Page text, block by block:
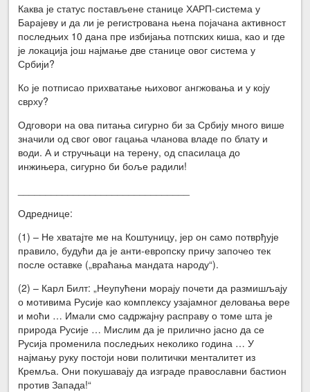
Каква је статус постављене станице ХАРП-система у
Барајеву и да ли је регистрована њена појачана активност
последњих 10 дана пре избијања потпских киша, као и где
је локација још најмање две станице овог система у
Србији?
Ко је потписао прихватање њиховог ангжовања и у коју
сврху?
Одговори на ова питања сигурно би за Србију много више
значили од свог овог гацања чланова владе по блату и
води. А и стручњаци на терену, од спасилаца до
инжињера, сигурно би боље радили!
Одреднице:
(1) – Не хватајте ме на Коштуницу, јер он само потврђује
правило, будући да је анти-европску причу започео тек
после оставке („враћања мандата народу“).
(2) – Карл Билт: „Неупућени морају почети да размишљају
о мотивима Русије као комплексу узајамног деловања вере
и моћи … Имали смо садржајну расправу о томе шта је
природа Русије … Мислим да је прилично јасно да се
Русија променила последњих неколико година … У
најмању руку постоји нови политички менталитет из
Кремља. Они покушавају да изграде православни бастион
против Запада!“